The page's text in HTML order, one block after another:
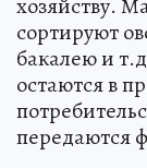
сортируют
бакалею и
остаются в
передаются